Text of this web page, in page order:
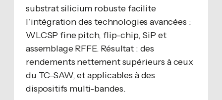
substrat silicium robuste facilite
l’intégration des technologies avancées :
WLCSP fine pitch, flip-chip, SiP et
assemblage RFFE. Résultat : des
rendements nettement supérieurs à ceux
du TC-SAW, et applicables à des
dispositifs multi-bandes.